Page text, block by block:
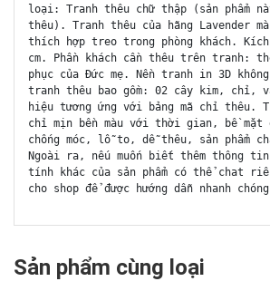
loại: Tranh thêu chữ thập (sản phẩm
thêu). Tranh thêu của hãng Lavender
thích hợp treo trong phòng khách.
cm. Phần khách cần thêu trên tranh:
phục của Đức mẹ. Nền tranh in 3D
tranh thêu bao gồm: 02 cây kim, chỉ,
hiệu tương ứng với bảng mã chỉ thêu.
chỉ mịn bền màu với thời gian, bề mặt
chống móc, lỗ to, dễ thêu, sản phẩm
Ngoài ra, nếu muốn biết thêm thông
tính khác của sản phẩm có thể chat
cho shop để được hướng dẫn nhanh
Sản phẩm cùng loại